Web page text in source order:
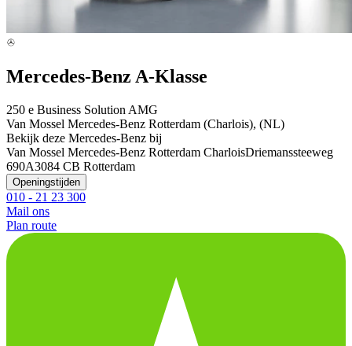
Mercedes-Benz A-Klasse
250 e Business Solution AMG
Van Mossel Mercedes-Benz Rotterdam (Charlois), (NL)
Bekijk deze Mercedes-Benz bij
Van Mossel Mercedes-Benz Rotterdam CharloisDriemanssteeweg
690A3084 CB Rotterdam
Openingstijden
010 - 21 23 300
Mail ons
Plan route